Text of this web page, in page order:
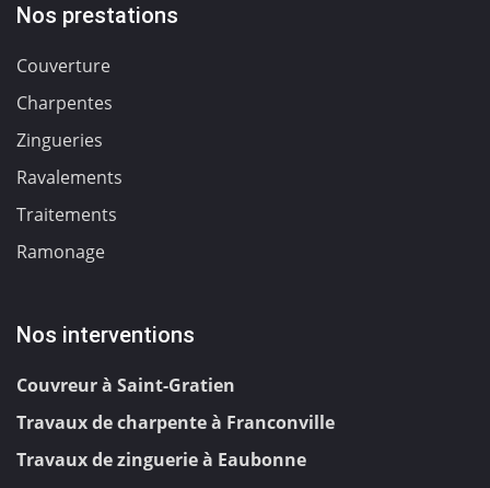
Nos prestations
Couverture
Charpentes
Zingueries
Ravalements
Traitements
Ramonage
Nos interventions
Couvreur à Saint-Gratien
Travaux de charpente à Franconville
Travaux de zinguerie à Eaubonne